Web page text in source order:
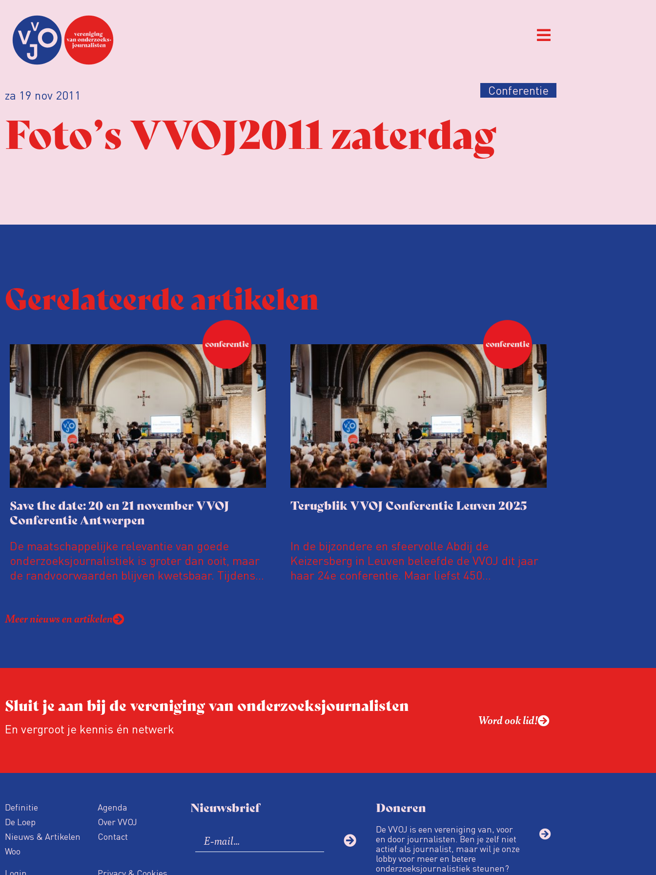
za 19 nov 2011 Conferentie
Foto’s VVOJ2011 zaterdag
Gerelateerde artikelen
Save the date: 20 en 21 november VVOJ
Conferentie Antwerpen
De maatschappelijke relevantie van goede
onderzoeksjournalistiek is groter dan ooit, maar
de randvoorwaarden blijven kwetsbaar. Tijdens
urgente blik op de staat van ons vak.
Terugblik VVOJ Conferentie Leuven 2025
In de bijzondere en sfeervolle Abdij de
Keizersberg in Leuven beleefde de VVOJ dit jaar
haar 24e conferentie. Maar liefst 450
Meer nieuws en artikelen
Sluit je aan bij de vereniging van onderzoeksjournalisten
En vergroot je kennis én netwerk
Word ook lid!
Definitie
De Loep
Nieuws & Artikelen
Woo
Agenda
Over VVOJ
Contact
Login Privacy & Cookies
Nieuwsbrief Doneren
De VVOJ is een vereniging van, voor
en door journalisten. Ben je zelf niet
actief als journalist, maar wil je onze
lobby voor meer en betere
onderzoeksjournalistiek steunen?